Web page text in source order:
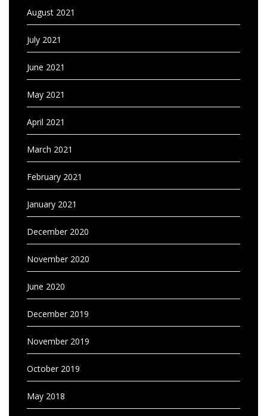
August 2021
July 2021
June 2021
May 2021
April 2021
March 2021
February 2021
January 2021
December 2020
November 2020
June 2020
December 2019
November 2019
October 2019
May 2018